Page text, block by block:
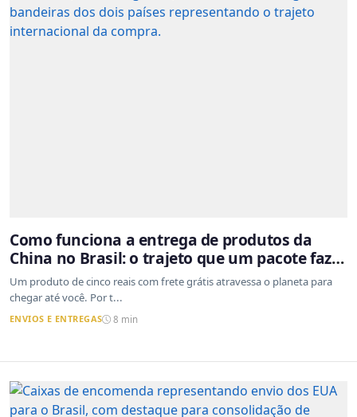
Como funciona a entrega de produtos da
China no Brasil: o trajeto que um pacote faz
do outro lado do mundo até a sua casa
Um produto de cinco reais com frete grátis atravessa o planeta para
chegar até você. Por t...
ENVIOS E ENTREGAS 8 min